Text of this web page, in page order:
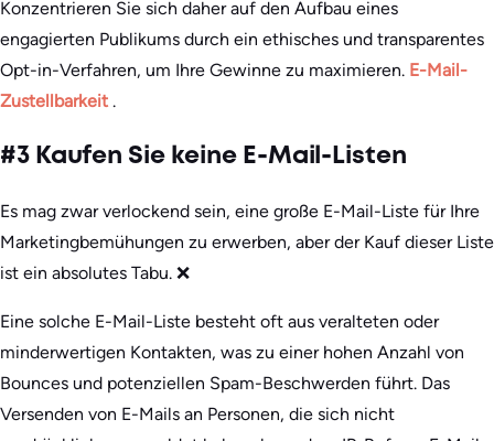
Konzentrieren Sie sich daher auf den Aufbau eines
engagierten Publikums durch ein ethisches und transparentes
Opt-in-Verfahren, um Ihre Gewinne zu maximieren. E-Mail-
Zustellbarkeit .
#3 Kaufen Sie keine E-Mail-Listen
Es mag zwar verlockend sein, eine große E-Mail-Liste für Ihre
Marketingbemühungen zu erwerben, aber der Kauf dieser Liste
ist ein absolutes Tabu. ❌
Eine solche E-Mail-Liste besteht oft aus veralteten oder
minderwertigen Kontakten, was zu einer hohen Anzahl von
Bounces und potenziellen Spam-Beschwerden führt. Das
Versenden von E-Mails an Personen, die sich nicht